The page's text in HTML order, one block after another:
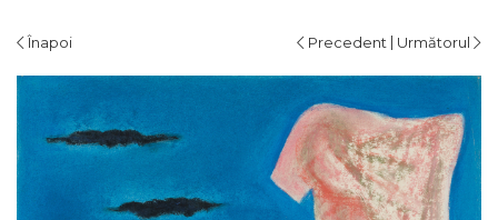
Înapoi Precedent | Următorul